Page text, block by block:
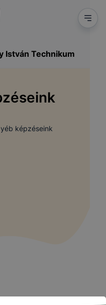
István Technikum
képzéseink